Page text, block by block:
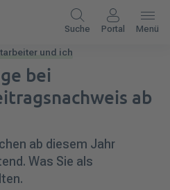
Suche Portal Menü
und ich
bei
ab
ab diesem Jahr
Was Sie als